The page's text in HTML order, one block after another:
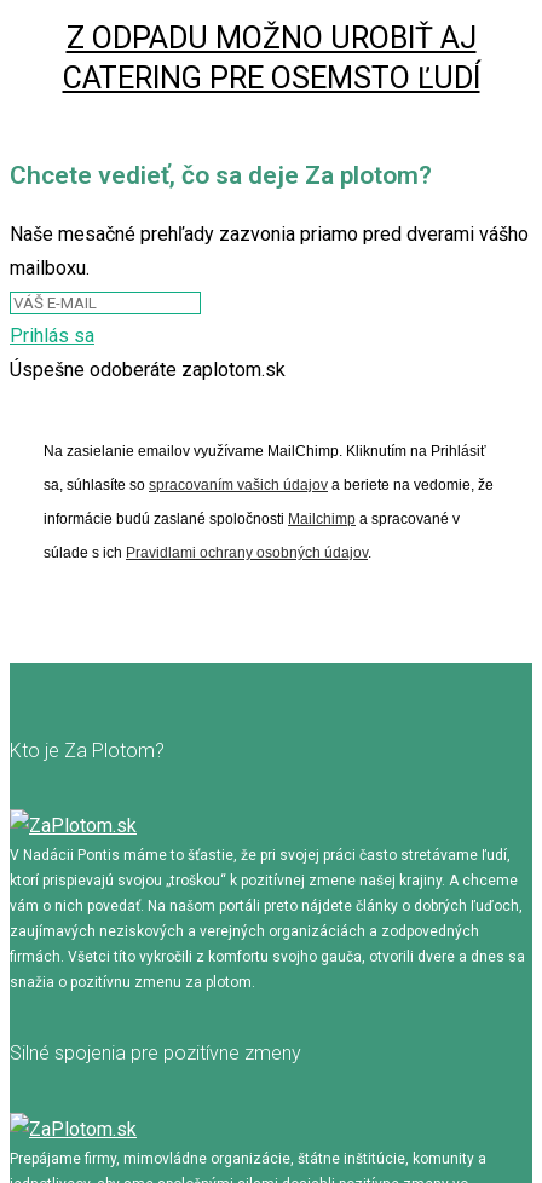
Z ODPADU MOŽNO UROBIŤ AJ
CATERING PRE OSEMSTO ĽUDÍ
Chcete vedieť, čo sa deje Za plotom?
Naše mesačné prehľady zazvonia priamo pred dverami vášho
mailboxu.
Prihlás sa
Úspešne odoberáte zaplotom.sk
Na zasielanie emailov využívame MailChimp. Kliknutím na Prihlásiť
sa, súhlasíte so spracovaním vašich údajov a beriete na vedomie, že
informácie budú zaslané spoločnosti Mailchimp a spracované v
súlade s ich Pravidlami ochrany osobných údajov.
Kto je Za Plotom?
V Nadácii Pontis máme to šťastie, že pri svojej práci často stretávame ľudí,
ktorí prispievajú svojou „troškou“ k pozitívnej zmene našej krajiny. A chceme
vám o nich povedať. Na našom portáli preto nájdete články o dobrých ľuďoch,
zaujímavých neziskových a verejných organizáciách a zodpovedných
firmách. Všetci títo vykročili z komfortu svojho gauča, otvorili dvere a dnes sa
snažia o pozitívnu zmenu za plotom.
Silné spojenia pre pozitívne zmeny
Prepájame firmy, mimovládne organizácie, štátne inštitúcie, komunity a